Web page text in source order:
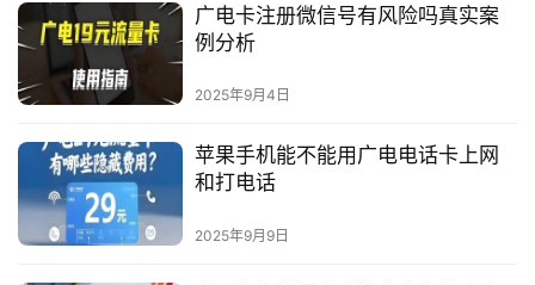
广电卡注册微信号有风险吗真实案
例分析
2025年9月4日
苹果手机能不能用广电电话卡上网
和打电话
2025年9月9日